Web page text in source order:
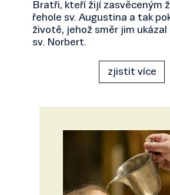
Bratři, kteří žijí zasvěceným
řehole sv. Augustina a tak
životě, jehož směr jim ukázal
sv. Norbert.
zjistit více